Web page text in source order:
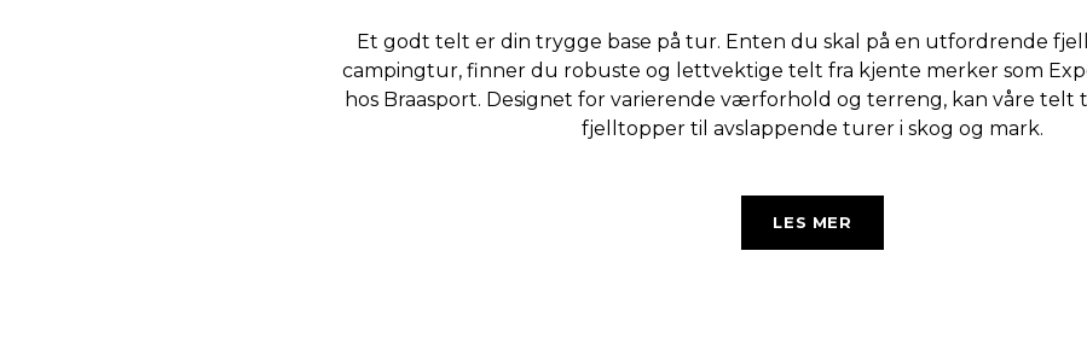
Et godt telt er din trygge base på tur. Enten du skal på en utfordrende
campingtur, finner du robuste og lettvektige telt fra kjente merker som
hos Braasport. Designet for varierende værforhold og terreng, kan våre telt
fjelltopper til avslappende turer i skog og mark.
LES MER